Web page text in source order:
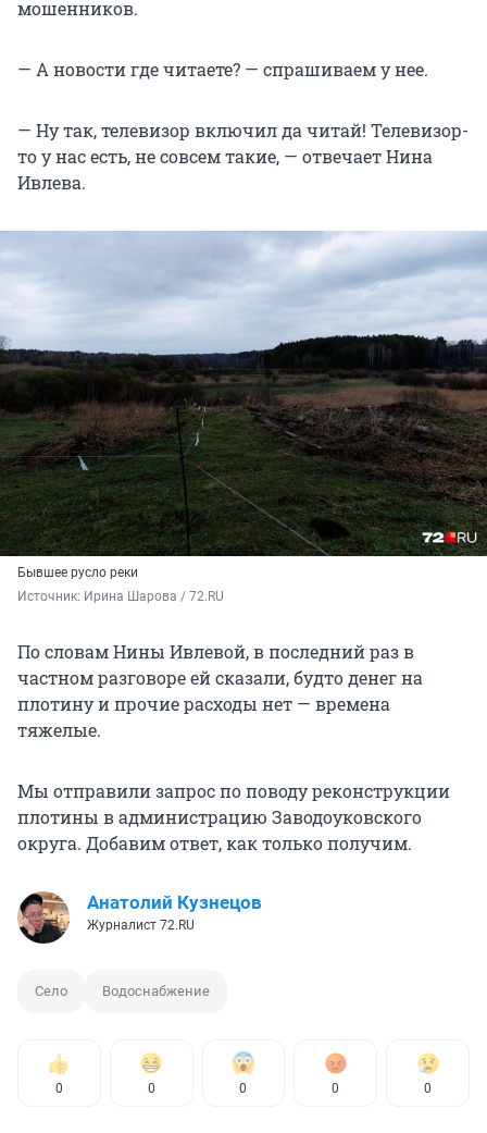
мошенников.
— А новости где читаете? — спрашиваем у нее.
— Ну так, телевизор включил да читай! Телевизор-
то у нас есть, не совсем такие, — отвечает Нина
Ивлева.
Бывшее русло реки
Источник: Ирина Шарова / 72.RU
По словам Нины Ивлевой, в последний раз в
частном разговоре ей сказали, будто денег на
плотину и прочие расходы нет — времена
тяжелые.
Мы отправили запрос по поводу реконструкции
плотины в администрацию Заводоуковского
округа. Добавим ответ, как только получим.
Анатолий Кузнецов
Журналист 72.RU
Село Водоснабжение
0 0 0 0 0